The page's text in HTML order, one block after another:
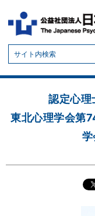
認定心理
東北心理学会第